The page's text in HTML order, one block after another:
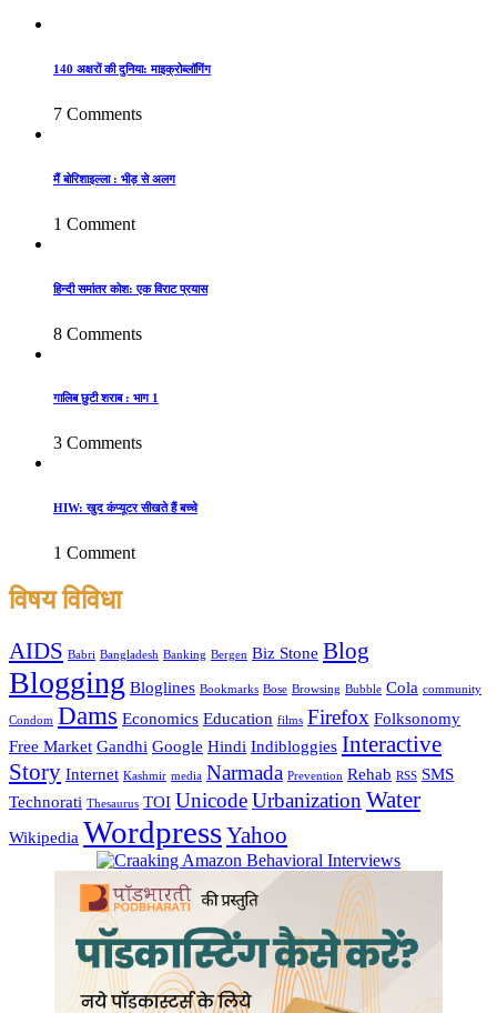
140 अक्षरों की दुनिया: माइक्रोब्लॉगिंग
7 Comments
मैं बोरिशाइल्ला : भीड़ से अलग
1 Comment
हिन्दी समांतर कोश: एक विराट प्रयास
8 Comments
गालिब छुटी शराब : भाग 1
3 Comments
HIW: खुद कंप्यूटर सीखते हैं बच्चे
1 Comment
विषय विविधा
AIDS Babri Bangladesh Banking Bergen Biz Stone Blog
Blogging Bloglines Bookmarks Bose Browsing Bubble Cola community
Condom Dams Economics Education films Firefox Folksonomy
Free Market Gandhi Google Hindi Indibloggies Interactive
Story Internet Kashmir media Narmada Prevention Rehab RSS SMS
Technorati Thesaurus TOI UnicodeUrbanization Water
Wikipedia WordpressYahoo